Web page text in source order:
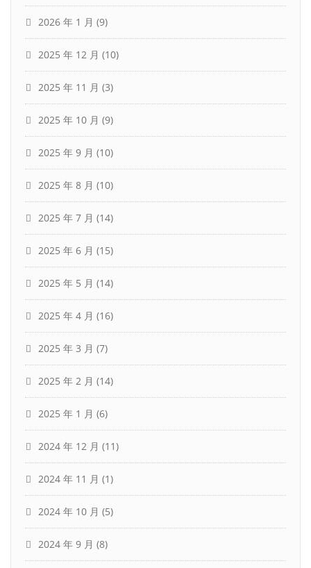
2026 年 1 月 (9)
2025 年 12 月 (10)
2025 年 11 月 (3)
2025 年 10 月 (9)
2025 年 9 月 (10)
2025 年 8 月 (10)
2025 年 7 月 (14)
2025 年 6 月 (15)
2025 年 5 月 (14)
2025 年 4 月 (16)
2025 年 3 月 (7)
2025 年 2 月 (14)
2025 年 1 月 (6)
2024 年 12 月 (11)
2024 年 11 月 (1)
2024 年 10 月 (5)
2024 年 9 月 (8)